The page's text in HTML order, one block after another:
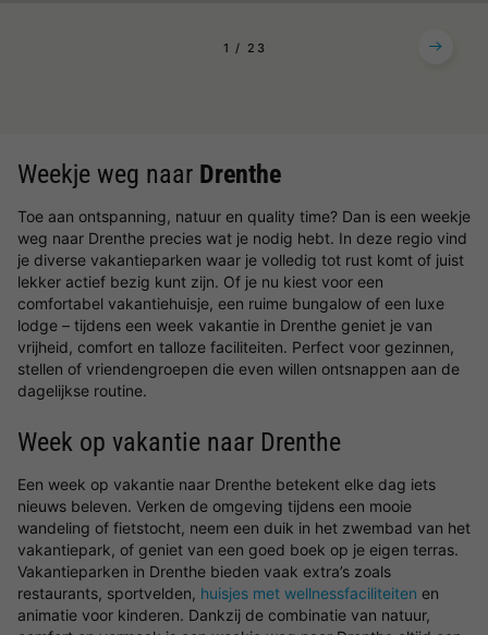
1 2 3
Weekje weg naar Drenthe
Toe aan ontspanning, natuur en quality time? Dan is een weekje
weg naar Drenthe precies wat je nodig hebt. In deze regio vind
je diverse vakantieparken waar je volledig tot rust komt of juist
lekker actief bezig kunt zijn. Of je nu kiest voor een
comfortabel vakantiehuisje, een ruime bungalow of een luxe
lodge – tijdens een week vakantie in Drenthe geniet je van
vrijheid, comfort en talloze faciliteiten. Perfect voor gezinnen,
stellen of vriendengroepen die even willen ontsnappen aan de
dagelijkse routine.
Week op vakantie naar Drenthe
Een week op vakantie naar Drenthe betekent elke dag iets
nieuws beleven. Verken de omgeving tijdens een mooie
wandeling of fietstocht, neem een duik in het zwembad van het
vakantiepark, of geniet van een goed boek op je eigen terras.
Vakantieparken in Drenthe bieden vaak extra’s zoals
restaurants, sportvelden, huisjes met wellnessfaciliteiten en
animatie voor kinderen. Dankzij de combinatie van natuur,